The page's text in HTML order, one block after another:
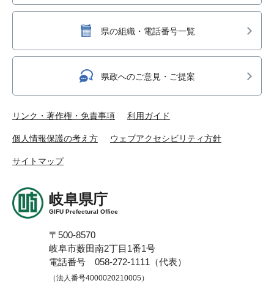
県の組織・電話番号一覧
県政へのご意見・ご提案
リンク・著作権・免責事項 利用ガイド
個人情報保護の考え方 ウェブアクセシビリティ方針
サイトマップ
岐阜県庁
GIFU Prefectural Office
〒500-8570
岐阜市薮田南2丁目1番1号
電話番号 058-272-1111（代表）
（法人番号4000020210005）